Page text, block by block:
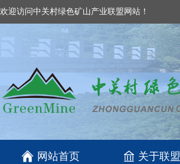
欢迎访问中关村绿色矿山产业联盟网站！
 网站首页 关于联盟